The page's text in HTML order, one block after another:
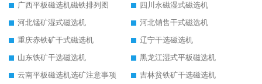
广西平板磁选机磁铁排列图
四川永磁湿式磁选机
河北锰矿湿式磁选机
河北销售干式磁选机
重庆赤铁矿干式磁选机
辽宁干选磁选机
山东铁矿干选磁选机
黑龙江湿式平板磁选机
云南平板磁选机选矿注意事项
吉林贫铁矿干选磁选机